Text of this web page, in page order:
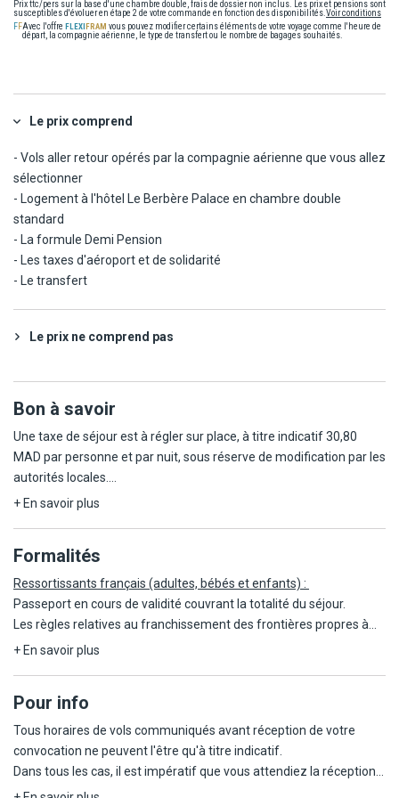
Prix ttc/pers sur la base d'une chambre double, frais de dossier non inclus. Les prix et pensions sont
susceptibles d'évoluer en étape 2 de votre commande en fonction des disponibilités. Voir conditions
Avec l'offre
vous pouvez modifier certains éléments de votre voyage comme l'heure de
départ, la compagnie aérienne, le type de transfert ou le nombre de bagages souhaités.
Le prix comprend
- Vols aller retour opérés par la compagnie aérienne que vous allez
sélectionner
- Logement à l'hôtel Le Berbère Palace en chambre double
standard
- La formule Demi Pension
- Les taxes d'aéroport et de solidarité
- Le transfert
Le prix ne comprend pas
Bon à savoir
Une taxe de séjour est à régler sur place, à titre indicatif 30,80
MAD par personne et par nuit, sous réserve de modification par les
autorités locales.
profiter des beaux jours en toute simplicité.
L'établissement est accessible aux personnes à mobilité réduite et
dispose d'une chambre adaptée, proposée sur demande et sous
communicantes ne sont pas disponibles.
À certaines dates, l'hôtel célèbre les fêtes de fin d'année autour
de dîners dédiés : le dîner de Noël est proposé en option, tandis
que celui du Nouvel An est inclus dans le séjour.
Enfin, pour préserver la quiétude des lieux, les animaux ne sont
+ En savoir plus
Formalités
Ressortissants français (adultes, bébés et enfants) :
Passeport en cours de validité couvrant la totalité du séjour.
Les règles relatives au franchissement des frontières propres à
chaque pays étant amenées à évoluer, il est vivement conseillé de
Les mineurs voyageant seuls ou avec une personne ne disposant
pas de l'autorité parentale doivent être munis d'une autorisation
de sortie de territoire.
+ En savoir plus
Pour info
Tous horaires de vols communiqués avant réception de votre
convocation ne peuvent l'être qu'à titre indicatif.
Dans tous les cas, il est impératif que vous attendiez la réception
de la convocation comprenant les horaires définitifs avant